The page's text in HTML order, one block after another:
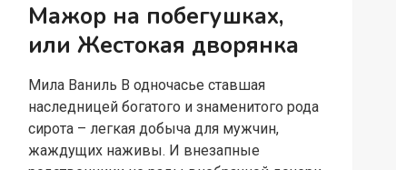
Мажор на побегушках,
или Жестокая дворянка
Мила Ваниль В одночасье ставшая
наследницей богатого и знаменитого рода
сирота – легкая добыча для мужчин,
жаждущих наживы. И внезапные